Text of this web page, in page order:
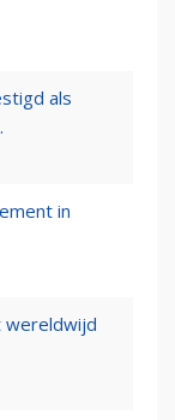
als
in
wereldwijd